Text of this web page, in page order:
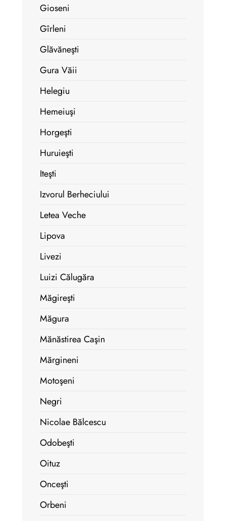
Gioseni
Gîrleni
Glăvăneşti
Gura Văii
Helegiu
Hemeiuşi
Horgeşti
Huruieşti
Iteşti
Izvorul Berheciului
Letea Veche
Lipova
Livezi
Luizi Călugăra
Măgireşti
Măgura
Mănăstirea Caşin
Mărgineni
Motoşeni
Negri
Nicolae Bălcescu
Odobeşti
Oituz
Onceşti
Orbeni